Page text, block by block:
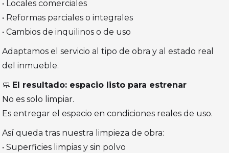
• Locales comerciales
• Reformas parciales o integrales
• Cambios de inquilinos o de uso
Adaptamos el servicio al tipo de obra y al estado real
del inmueble.
🧼 El resultado: espacio listo para estrenar
No es solo limpiar.
Es entregar el espacio en condiciones reales de uso.
Así queda tras nuestra limpieza de obra:
• Superficies limpias y sin polvo